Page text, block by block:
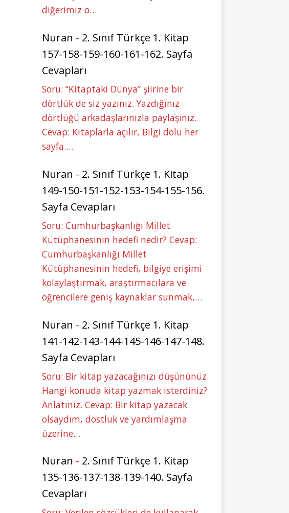
diğerimiz o…
Nuran - 2. Sınıf Türkçe 1. Kitap
157-158-159-160-161-162. Sayfa
Cevapları
Soru: “Kitaptaki Dünya” şiirine bir
dörtlük de siz yazınız. Yazdığınız
dörtlüğü arkadaşlarınızla paylaşınız.
Cevap: Kitaplarla açılır, Bilgi dolu her
sayfa.…
Nuran - 2. Sınıf Türkçe 1. Kitap
149-150-151-152-153-154-155-156.
Sayfa Cevapları
Soru: Cumhurbaşkanlığı Millet
Kütüphanesinin hedefi nedir? Cevap:
Cumhurbaşkanlığı Millet
Kütüphanesinin hedefi, bilgiye erişimi
kolaylaştırmak, araştırmacılara ve
öğrencilere geniş kaynaklar sunmak,…
Nuran - 2. Sınıf Türkçe 1. Kitap
141-142-143-144-145-146-147-148.
Sayfa Cevapları
Soru: Bir kitap yazacağınızı düşününüz.
Hangi konuda kitap yazmak isterdiniz?
Anlatınız. Cevap: Bir kitap yazacak
olsaydım, dostluk ve yardımlaşma
üzerine…
Nuran - 2. Sınıf Türkçe 1. Kitap
135-136-137-138-139-140. Sayfa
Cevapları